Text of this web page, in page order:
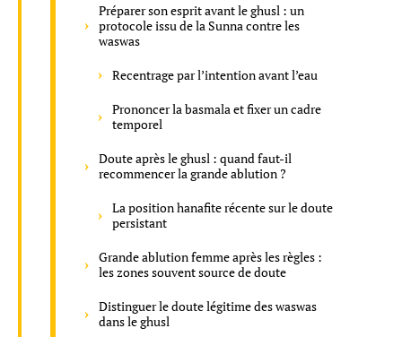
Préparer son esprit avant le ghusl : un
protocole issu de la Sunna contre les
waswas
Recentrage par l’intention avant l’eau
Prononcer la basmala et fixer un cadre
temporel
Doute après le ghusl : quand faut-il
recommencer la grande ablution ?
La position hanafite récente sur le doute
persistant
Grande ablution femme après les règles :
les zones souvent source de doute
Distinguer le doute légitime des waswas
dans le ghusl